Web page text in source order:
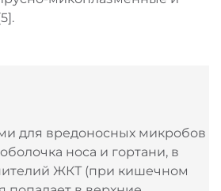
микоплазменные и
для вредоносных микробов
носа и гортани, в
ЖКТ (при кишечном